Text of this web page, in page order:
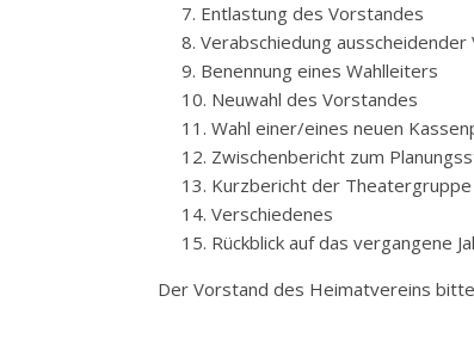
7. Entlastung des Vorstandes
8. Verabschiedung
9. Benennung eines Wahlleiters
10. Neuwahl des Vorstandes
11. Wahl einer/eines neuen
12. Zwischenbericht zum
13. Kurzbericht der Theatergruppe
14. Verschiedenes
15. Rückblick auf das vergangene
Der Vorstand des Heimatvereins